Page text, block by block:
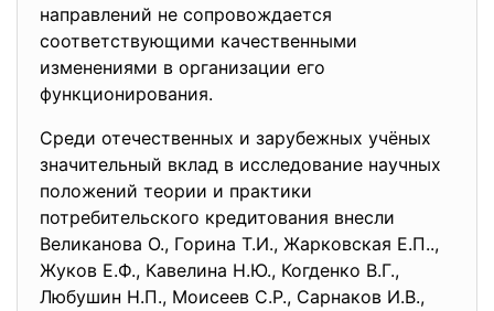
направлений не сопровождается
соответствующими качественными
изменениями в организации его
функционирования.
Среди отечественных и зарубежных учёных
значительный вклад в исследование научных
положений теории и практики
потребительского кредитования внесли
Великанова О., Горина Т.И., Жарковская Е.П..,
Жуков Е.Ф., Кавелина Н.Ю., Когденко В.Г.,
Любушин Н.П., Моисеев С.Р., Сарнаков И.В.,